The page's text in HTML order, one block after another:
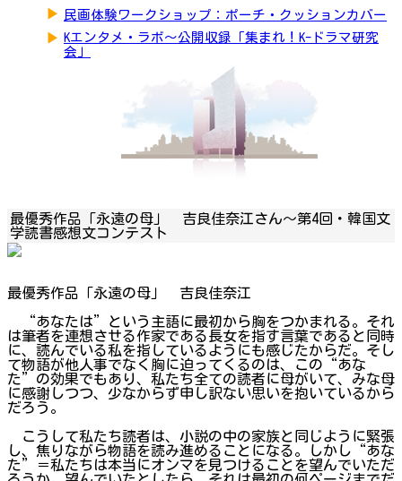
▶ 民画体験ワークショップ：ポーチ・クッションカバー
▶ Kエンタメ・ラボ～公開収録「集まれ！K-ドラマ研究
会」
最優秀作品「永遠の母」 吉良佳奈江さん～第4回・韓国文
学読書感想文コンテスト
最優秀作品「永遠の母」 吉良佳奈江
“あなたは”という主語に最初から胸をつかまれる。それ
は筆者を連想させる作家である長女を指す言葉であると同時
に、読んでいる私を指しているようにも感じたからだ。そし
て物語が他人事でなく胸に迫ってくるのは、この“あな
た”の効果でもあり、私たち全ての読者に母がいて、みな母
に感謝しつつ、少なからず申し訳ない思いを抱いているから
だろう。
こうして私たち読者は、小説の中の家族と同じように緊張
し、焦りながら物語を読み進めることになる。しかし“あな
た”＝私たちは本当にオンマを見つけることを望んでいただ